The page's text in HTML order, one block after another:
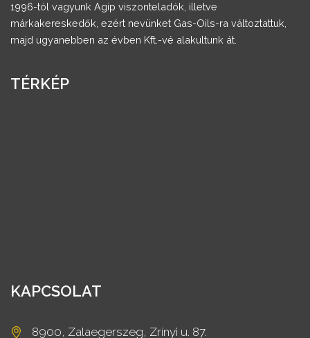
1996-tól vagyunk Agip viszonteladók, illetve
márkakereskedők, ezért nevünket Gas-Oils-ra változtattuk,
majd ugyanebben az évben Kft.-vé alakultunk át.
TÉRKÉP
KAPCSOLAT
8900, Zalaegerszeg, Zrínyi u. 87.